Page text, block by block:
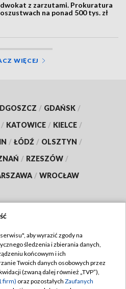
z zarzutami. Prokuratura
na ponad 500 tys. zł
WIĘCEJ
/ GDAŃSK /
/ KATOWICE / KIELCE /
/ ŁÓDŹ / OLSZTYN /
/ RZESZÓW /
/ WROCŁAW
TVP
TVP
prywatności
aby wyrazić zgody na
śledzenia i zbierania danych,
końcowym i ich
Twoich danych osobowych przez
(zwaną dalej również „TVP”),
firm) oraz pozostałych Zaufanych